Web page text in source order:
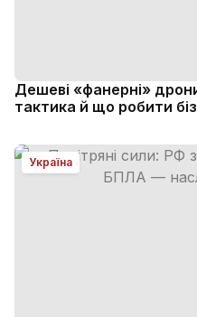
Дешеві «фанерні»
тактика й що робити
Україна